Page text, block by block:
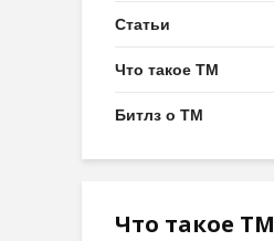
Статьи
Что такое ТМ
Битлз о ТМ
Что такое ТМ